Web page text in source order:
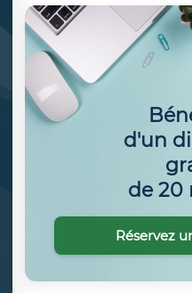
d'un
de 20
Réservez